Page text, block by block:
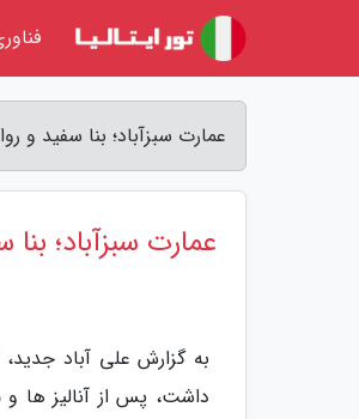
عمارت سبزآباد؛ بنا سفید و
عمارت سبزآباد؛
به گزارش علی آباد
داشت، پس از آنالیز ها و